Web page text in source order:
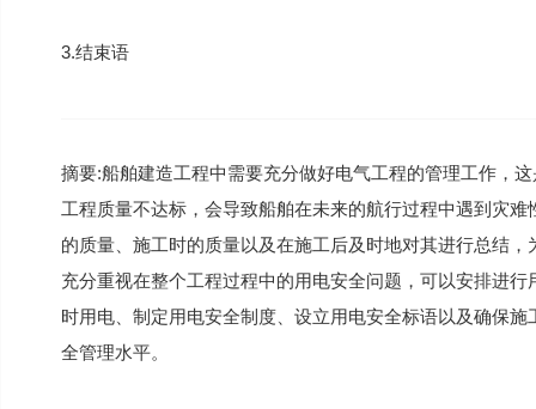
3.结束语
摘要:船舶建造工程中需要充分做好电气工程的管理工作，
工程质量不达标，会导致船舶在未来的航行过程中遇到灾
的质量、施工时的质量以及在施工后及时地对其进行总结
充分重视在整个工程过程中的用电安全问题，可以安排进
时用电、制定用电安全制度、设立用电安全标语以及确保
全管理水平。